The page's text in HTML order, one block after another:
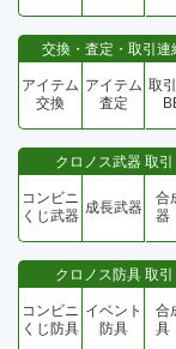
交換・査定・取引連
アイテム
交換
アイテム
査定
取
クロノス武器 取引
コンビニ
くじ武器 成長武器
合
器
クロノス防具 取引
コンビニ
くじ防具
イベント
防具
合
具